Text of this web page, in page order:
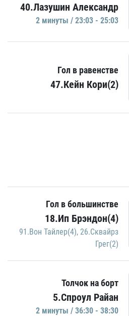
40.Лазушин Александр
2 минуты / 23:03 - 25:03
Гол в равенстве
47.Кейн Кори(2)
Гол в большинстве
18.Ип Брэндон(4)
91.Вон Тайлер(4), 26.Сквайрз
Грег(2)
Толчок на борт
5.Спроул Райан
2 минуты / 36:30 - 38:30